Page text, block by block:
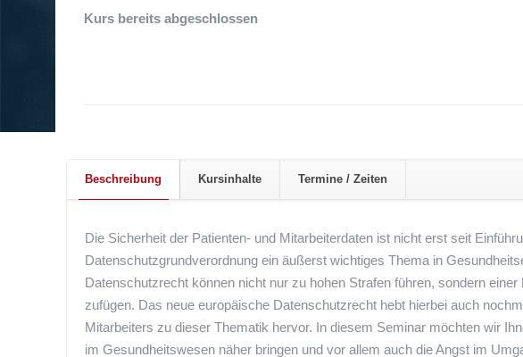
Kurs bereits abgeschlossen
Beschreibung Kursinhalte Termine / Zeiten
Die Sicherheit der Patienten- und Mitarbeiterdaten ist nicht erst seit
Datenschutzgrundverordnung ein äußerst wichtiges Thema in
Datenschutzrecht können nicht nur zu hohen Strafen führen, sondern
zufügen. Das neue europäische Datenschutzrecht hebt hierbei auch
Mitarbeiters zu dieser Thematik hervor. In diesem Seminar möchten wir
im Gesundheitswesen näher bringen und vor allem auch die Angst im